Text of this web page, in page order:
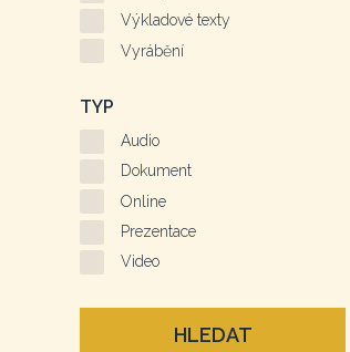
Výkladové texty
Vyrábění
TYP
Audio
Dokument
Online
Prezentace
Video
HLEDAT